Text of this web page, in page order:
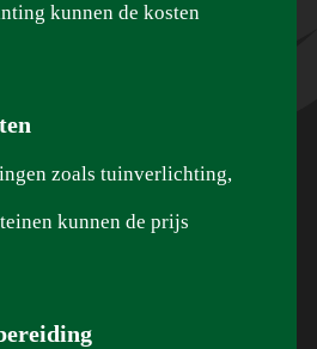
kunnen de kosten
zoals tuinverlichting,
kunnen de prijs